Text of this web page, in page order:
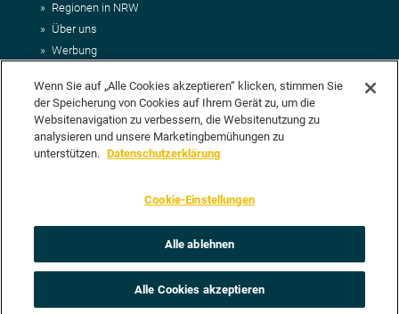
Regionen in NRW
Über uns
Werbung
Impressum
AGB
Datenschutz
DEIN VORSCHLAG FÜR NRWHITS
vorschlagen? Klasse, dann nutze doch einfach
Unsere Redaktion wird Deinen Vorschlag dann so schnell wie
Wenn Sie auf „Alle Cookies akzeptieren“ klicken, stimmen Sie
der Speicherung von Cookies auf Ihrem Gerät zu, um die
Websitenavigation zu verbessern, die Websitenutzung zu
analysieren und unsere Marketingbemühungen zu
unterstützen. Datenschutzerklärung
Cookie-Einstellungen
Alle ablehnen
Alle Cookies akzeptieren